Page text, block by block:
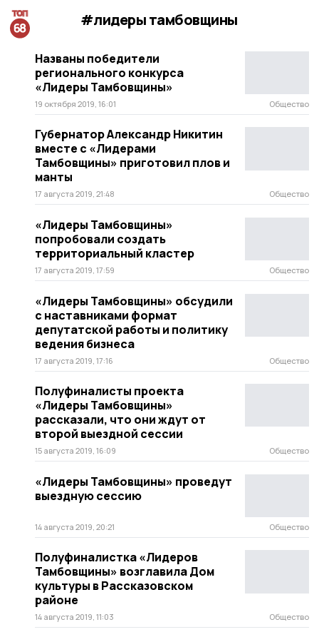
#лидеры тамбовщины
Названы победители
регионального конкурса
«Лидеры Тамбовщины»
19 октября 2019, 16:01 Общество
Губернатор Александр Никитин
вместе с «Лидерами
Тамбовщины» приготовил плов и
манты
17 августа 2019, 21:48 Общество
«Лидеры Тамбовщины»
попробовали создать
территориальный кластер
17 августа 2019, 17:59 Общество
«Лидеры Тамбовщины» обсудили
с наставниками формат
депутатской работы и политику
ведения бизнеса
17 августа 2019, 17:16 Общество
Полуфиналисты проекта
«Лидеры Тамбовщины»
рассказали, что они ждут от
второй выездной сессии
15 августа 2019, 16:09 Общество
«Лидеры Тамбовщины» проведут
выездную сессию
14 августа 2019, 20:21 Общество
Полуфиналистка «Лидеров
Тамбовщины» возглавила Дом
культуры в Рассказовском
районе
14 августа 2019, 11:03 Общество